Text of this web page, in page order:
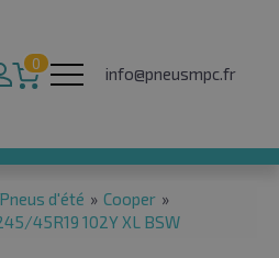
0
info@pneusmpc.fr
Pneus d'été » Cooper »
45R19 102Y XL BSW